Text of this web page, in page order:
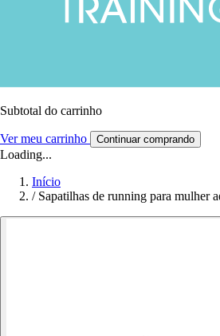
Subtotal do carrinho
Ver meu carrinho Continuar comprando
Loading...
Início
/ Sapatilhas de running para mulher